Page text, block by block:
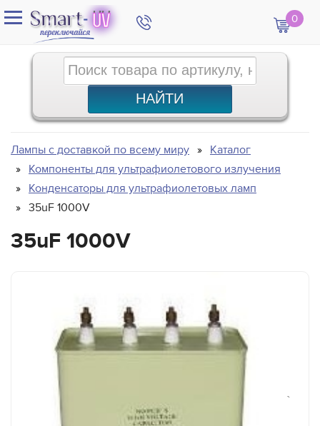
0
Лампы с доставкой по всему миру
Каталог
Компоненты для ультрафиолетового излучения
Конденсаторы для ультрафиолетовых ламп
35uF 1000V
35uF 1000V
`